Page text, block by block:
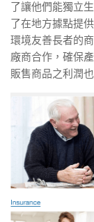
了讓他們能獨立
了在地方據點提
環境友善長者的
廠商合作，確保
販售商品之利潤